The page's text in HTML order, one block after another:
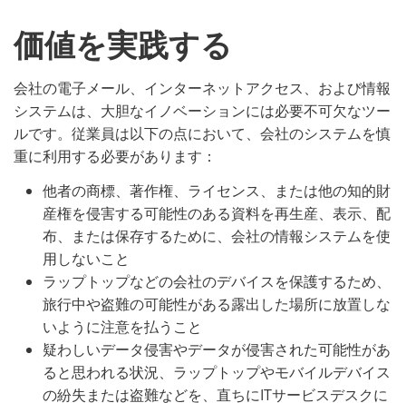
価値を実践する
会社の電子メール、インターネットアクセス、および情報
システムは、大胆なイノベーションには必要不可欠なツー
ルです。従業員は以下の点において、会社のシステムを慎
重に利用する必要があります：
他者の商標、著作権、ライセンス、または他の知的財
産権を侵害する可能性のある資料を再生産、表示、配
布、または保存するために、会社の情報システムを使
用しないこと
ラップトップなどの会社のデバイスを保護するため、
旅行中や盗難の可能性がある露出した場所に放置しな
いように注意を払うこと
疑わしいデータ侵害やデータが侵害された可能性があ
ると思われる状況、ラップトップやモバイルデバイス
の紛失または盗難などを、直ちにITサービスデスクに